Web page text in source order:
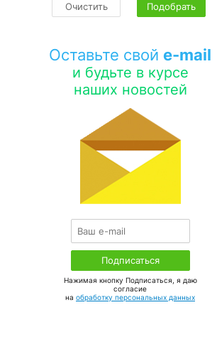
Очистить Подобрать
Оставьте свой e-mail
и будьте в курсе
наших новостей
Нажимая кнопку Подписаться, я даю
соглаcие
на обработку персональных данных